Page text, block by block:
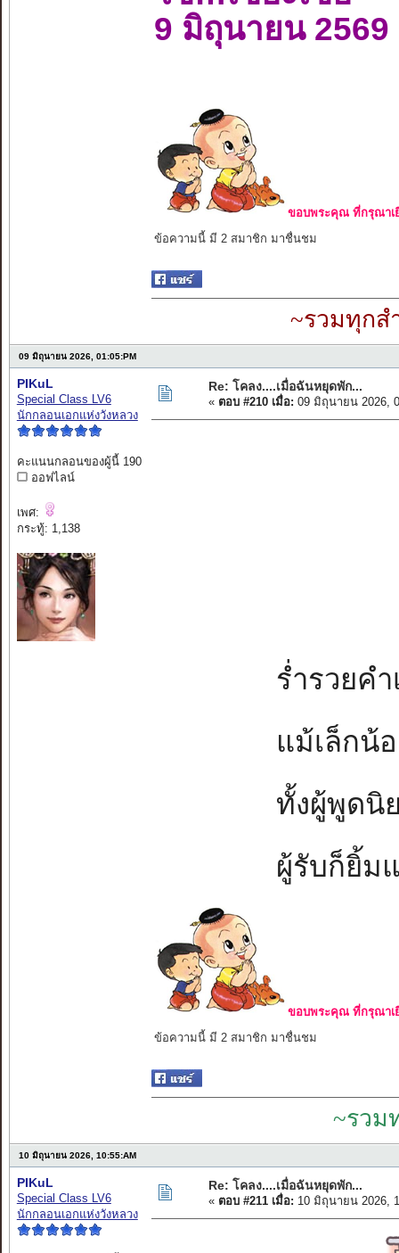
9 มิถุนายน 2569
ขอบพระคุณ ที่กรุณาเ
ข้อความนี้ มี 2 สมาชิก มาชื่นชม
~รวมทุกส
09 มิถุนายน 2026, 01:05:PM
PIKuL
Special Class LV6
นักกลอนเอกแห่งวังหลวง
คะแนนกลอนของผู้นี้ 190
ออฟไลน์
เพศ:
กระทู้: 1,138
Re: โคลง....เมื่อฉันหยุดพัก...
« ตอบ #210 เมื่อ: 09 มิถุนายน 2026,
ร่ำรวยค
แม้เล็กน้
ทั้งผู้พูดนิ
ผู้รับก็ยิ้ม
ขอบพระคุณ ที่กรุณาเ
ข้อความนี้ มี 2 สมาชิก มาชื่นชม
~รวม
10 มิถุนายน 2026, 10:55:AM
PIKuL
Special Class LV6
นักกลอนเอกแห่งวังหลวง
Re: โคลง....เมื่อฉันหยุดพัก...
« ตอบ #211 เมื่อ: 10 มิถุนายน 2026,